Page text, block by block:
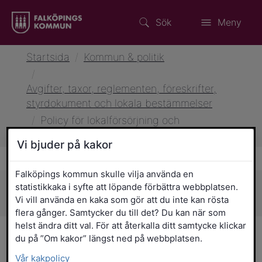
Sök Meny
Startsida
Kommun & politik
Avgifter, taxor, reglementen, föreskrifter,
styrdokument och lokala bestämmelser
Policy för lokalförsörjning och
Sidans innehåll
Policy för lokalförsörjning
Vi bjuder på kakor
Falköpings kommun skulle vilja använda en
statistikkaka i syfte att löpande förbättra webbplatsen.
Vi vill använda en kaka som gör att du inte kan rösta
flera gånger. Samtycker du till det? Du kan när som
helst ändra ditt val. För att återkalla ditt samtycke klickar
du på ”Om kakor” längst ned på webbplatsen.
Vår kakpolicy